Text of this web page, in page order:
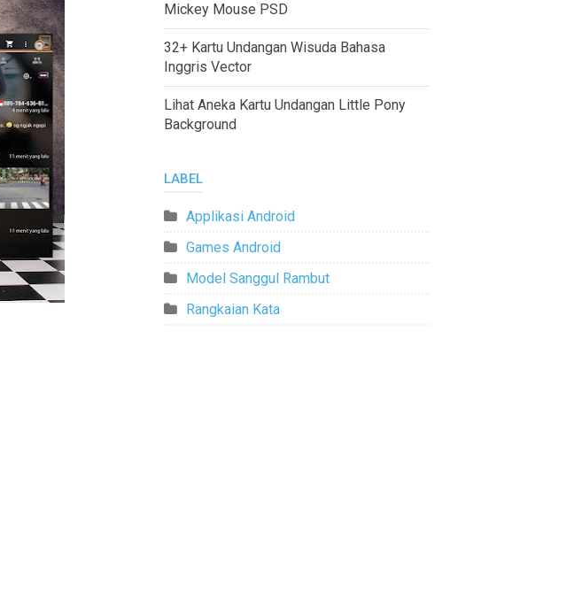
Mickey Mouse PSD
32+ Kartu Undangan Wisuda Bahasa
Inggris Vector
Lihat Aneka Kartu Undangan Little Pony
Background
LABEL
Applikasi Android
Games Android
Model Sanggul Rambut
Rangkaian Kata